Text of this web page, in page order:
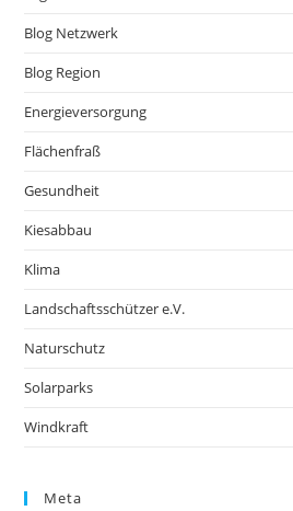
Blog Netzwerk
Blog Region
Energieversorgung
Flächenfraß
Gesundheit
Kiesabbau
Klima
Landschaftsschützer e.V.
Naturschutz
Solarparks
Windkraft
Meta